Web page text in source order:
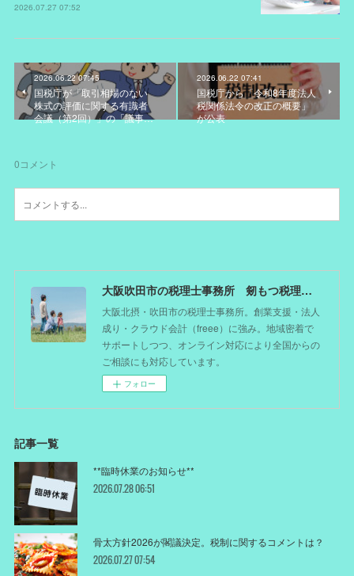
2026.07.27 07:52
2026.06.22 07:45
国税庁が「取引相場のない
株式の評価に関する有識者
会議（第2回）」の「議事…
2026.06.22 07:41
国税庁から「令和8年度法人
税関係法令の改正の概要」
が公表
0コメント
大阪吹田市の税理士事務所 剱もつ税理士（北摂オフィス）―かつてdoctorを目指した税理士が企業のホームドクターとしてあなたの事業をサポート。税理士が直接担当する『かかりつけ税理士』
大阪北摂・吹田市の税理士事務所。創業支援・法人
成り・クラウド会計（freee）に強み。地域密着で
サポートしつつ、オンライン対応により全国からの
ご相談にも対応しています。
フォロー
記事一覧
**臨時休業のお知らせ**
2026.07.28 06:51
骨太方針2026が閣議決定。税制に関するコメントは？
2026.07.27 07:54